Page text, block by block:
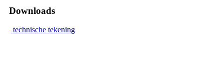
Downloads
technische tekening